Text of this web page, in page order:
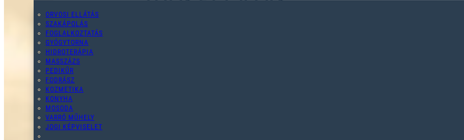
ORVOSI ELLÁTÁS
SZAKÁPOLÁS
FOGLALKOZTATÁS
GYÓGYTORNA
HIDROTERÁPIA
MASSZÁZS
PEDIKŰR
FODRÁSZ
KOZMETIKA
KONYHA
MOSODA
VARRÓ MŰHELY
JOGI KÉPVISELET
Az
Isaszegen olyan bentlakásos idősellátó